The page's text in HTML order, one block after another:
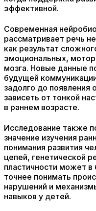
эффективной.
Современная
рассматривает речь
как результат
эмоциональных,
мозга. Новые данные
будущей
задолго до появления
зависеть от тонкой
в раннем возрасте.
Исследование также
значение изучения
понимания развития
цепей, генетической
пластичности может
точнее понимать
нарушений и
навыков у детей.